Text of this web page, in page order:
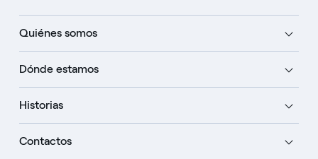
Quiénes somos
Dónde estamos
Historias
Contactos